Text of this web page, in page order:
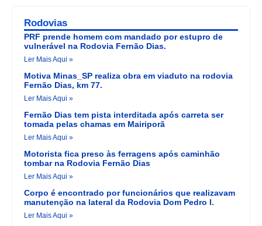
Rodovias
PRF prende homem com mandado por estupro de
vulnerável na Rodovia Fernão Dias.
Ler Mais Aqui »
Motiva Minas_SP realiza obra em viaduto na rodovia
Fernão Dias, km 77.
Ler Mais Aqui »
Fernão Dias tem pista interditada após carreta ser
tomada pelas chamas em Mairiporã
Ler Mais Aqui »
Motorista fica preso às ferragens após caminhão
tombar na Rodovia Fernão Dias
Ler Mais Aqui »
Corpo é encontrado por funcionários que realizavam
manutenção na lateral da Rodovia Dom Pedro I.
Ler Mais Aqui »